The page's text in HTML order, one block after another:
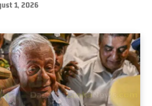
1, 2026